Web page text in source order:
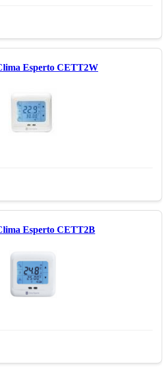
Esperto CETT2W
Esperto CETT2B